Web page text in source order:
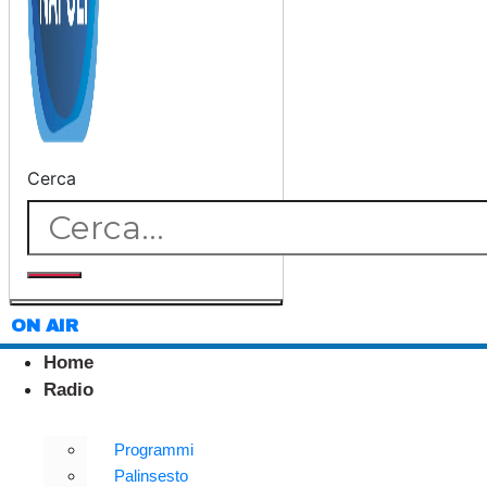
Cerca
ON AIR
Home
Radio
Programmi
Palinsesto